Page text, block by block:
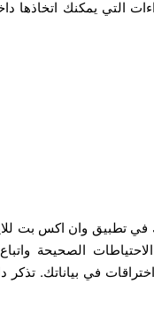
التي يمكنك اتخاذها
في تطبيق وان اكس بت
الصحيحة
في بياناتك. تذكر